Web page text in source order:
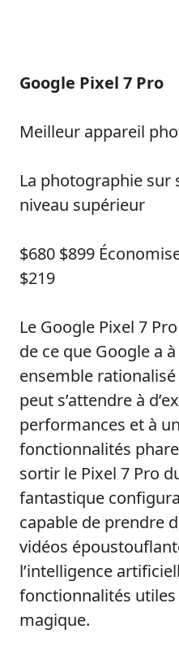
Google Pixel 7 Pro
Meilleur appareil
La photographie sur
niveau supérieur
$680 $899
$219
Le Google Pixel 7
de ce que Google a
ensemble
peut s’attendre à
performances et à
fonctionnalités
sortir le Pixel 7 Pro
fantastique
capable de prendre
vidéos
l’intelligence
fonctionnalités utiles
magique.